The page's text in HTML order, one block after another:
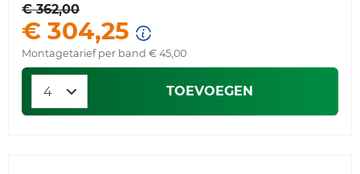
€ 362,00
€ 304,25
Montagetarief per band € 45,00
TOEVOEGEN